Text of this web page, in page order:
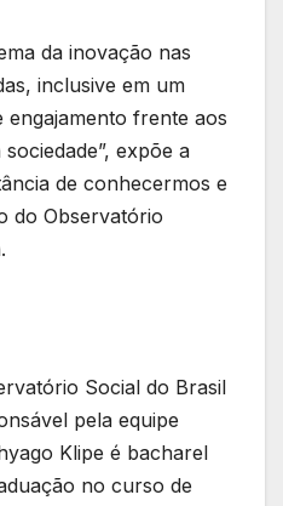
da inovação nas
inclusive em um
frente aos
expõe a
de conhecermos e
do Observatório
Social do Brasil
pela equipe
Klipe é bacharel
no curso de